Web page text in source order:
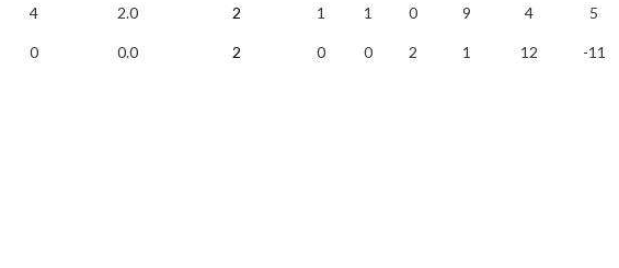
4 2.0 2 1 1 0 9 4 5
0 0.0 2 0 0 2 1 12 -11